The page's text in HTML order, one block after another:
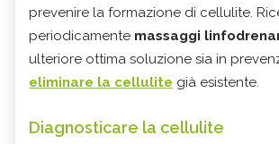
prevenire la formazione di cellulite.
periodicamente massaggi
ulteriore ottima soluzione sia in
eliminare la cellulite già esistente.
Diagnosticare la cellulite